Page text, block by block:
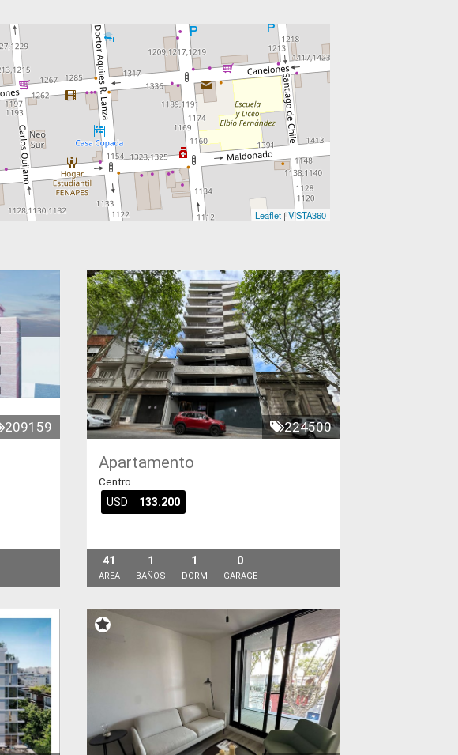
Leaflet |VISTA360
209159 224500
Apartamento
Centro
USD 133.200
41
AREA
1
BAÑOS
1
DORM
0
GARAGE